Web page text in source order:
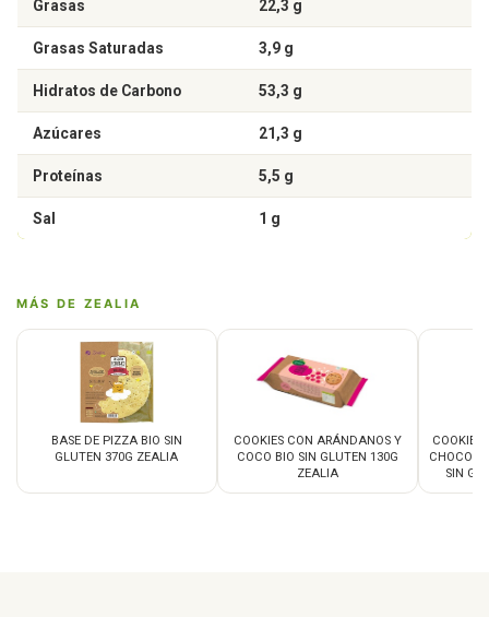
Grasas 22,3 g
Grasas Saturadas 3,9 g
Hidratos de Carbono 53,3 g
Azúcares 21,3 g
Proteínas 5,5 g
Sal 1 g
MÁS DE ZEALIA
BASE DE PIZZA BIO SIN
GLUTEN 370G ZEALIA
COOKIES CON ARÁNDANOS Y
COCO BIO SIN GLUTEN 130G
ZEALIA
COOKIES
SIN